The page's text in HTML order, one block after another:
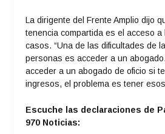
La dirigente del Frente Amplio dijo
tenencia compartida es el acceso
casos. “Una de las dificultades de
personas es acceder a un
acceder a un abogado de oficio si
ingresos, el problema es tener
Escuche las declaraciones de
970 Noticias: